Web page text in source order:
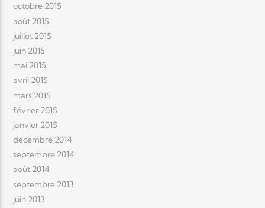
octobre 2015
août 2015
juillet 2015
juin 2015
mai 2015
avril 2015
mars 2015
février 2015
janvier 2015
décembre 2014
septembre 2014
août 2014
septembre 2013
juin 2013